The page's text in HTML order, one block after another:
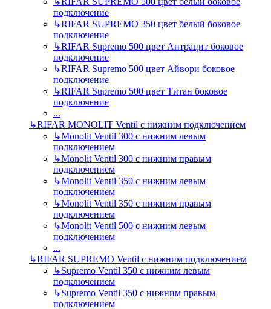
подключение
↳RIFAR SUPREMO 350 цвет белый боковое
подключение
↳RIFAR Supremo 500 цвет Антрацит боковое
подключение
↳RIFAR Supremo 500 цвет Айвори боковое
подключение
↳RIFAR Supremo 500 цвет Титан боковое
подключение
...
↳RIFAR MONOLIT Ventil с нижним подключением
↳Monolit Ventil 300 с нижним левым
подключением
↳Monolit Ventil 300 с нижним правым
подключением
↳Monolit Ventil 350 с нижним левым
подключением
↳Monolit Ventil 350 с нижним правым
подключением
↳Monolit Ventil 500 с нижним левым
подключением
...
↳RIFAR SUPREMO Ventil с нижним подключением
↳Supremo Ventil 350 с нижним левым
подключением
↳Supremo Ventil 350 с нижним правым
подключением